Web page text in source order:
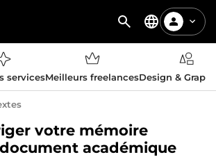
servicesMeilleurs freelancesDesign &
votre mémoire
académique